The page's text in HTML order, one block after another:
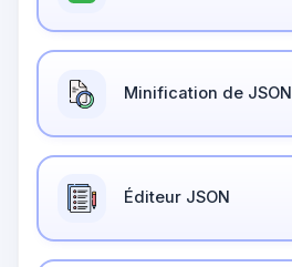
Minification de JSON
Éditeur JSON